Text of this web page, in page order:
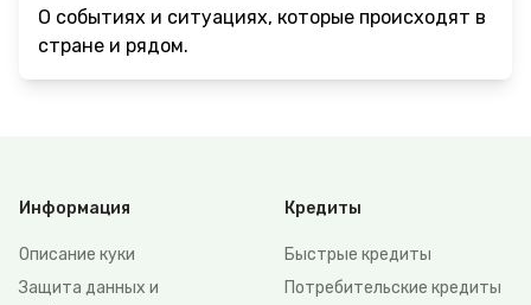
О событиях и ситуациях, которые происходят в
стране и рядом.
Информация
Описание куки
Защита данных и
Кредиты
Быстрые кредиты
Потребительские кредиты